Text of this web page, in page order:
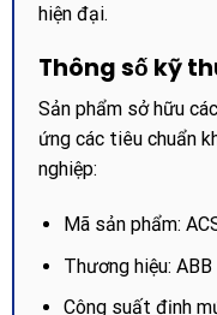
hiện đại.
Thông số kỹ
Sản phẩm sở hữu
ứng các tiêu chuẩn
nghiệp:
Mã sản phẩm:
Thương hiệu: ABB
Công suất định